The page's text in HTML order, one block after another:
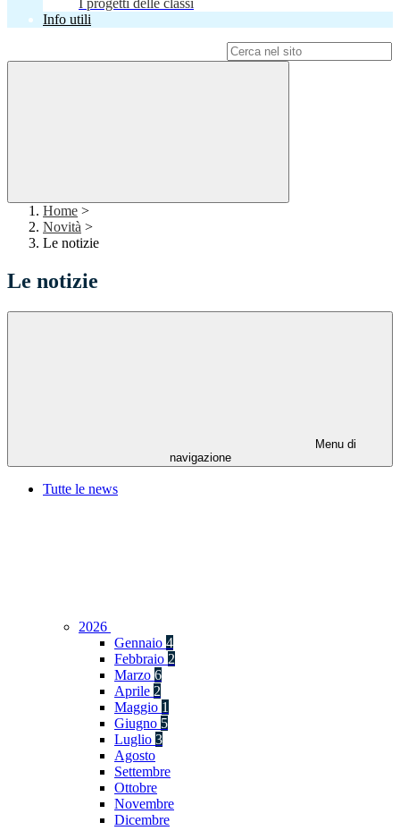
I progetti delle classi
Info utili
Home >
Novità >
Le notizie
Le notizie
Menu di
navigazione
Tutte le news
2026
Gennaio 4
Febbraio 2
Marzo 6
Aprile 2
Maggio 1
Giugno 5
Luglio 3
Agosto
Settembre
Ottobre
Novembre
Dicembre